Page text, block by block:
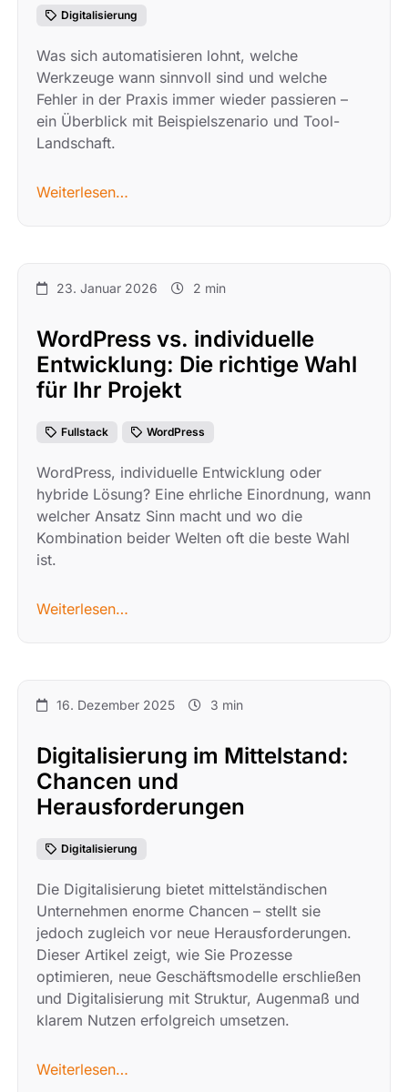
Digitalisierung
Was sich automatisieren lohnt, welche
Werkzeuge wann sinnvoll sind und welche
Fehler in der Praxis immer wieder passieren –
ein Überblick mit Beispielszenario und Tool-
Landschaft.
Weiterlesen…
23. Januar 2026 2 min
WordPress vs. individuelle
Entwicklung: Die richtige Wahl
für Ihr Projekt
Fullstack WordPress
WordPress, individuelle Entwicklung oder
hybride Lösung? Eine ehrliche Einordnung, wann
welcher Ansatz Sinn macht und wo die
Kombination beider Welten oft die beste Wahl
ist.
Weiterlesen…
16. Dezember 2025 3 min
Digitalisierung im Mittelstand:
Chancen und
Herausforderungen
Digitalisierung
Die Digitalisierung bietet mittelständischen
Unternehmen enorme Chancen – stellt sie
jedoch zugleich vor neue Herausforderungen.
Dieser Artikel zeigt, wie Sie Prozesse
optimieren, neue Geschäftsmodelle erschließen
und Digitalisierung mit Struktur, Augenmaß und
klarem Nutzen erfolgreich umsetzen.
Weiterlesen…